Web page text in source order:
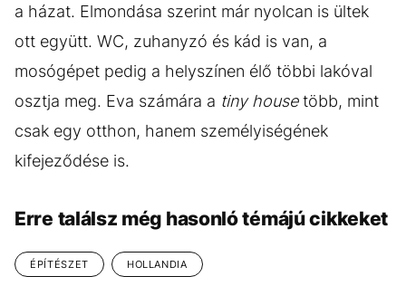
a házat. Elmondása szerint már nyolcan is ültek
ott együtt. WC, zuhanyzó és kád is van, a
mosógépet pedig a helyszínen élő többi lakóval
osztja meg. Eva számára a tiny housetöbb, mint
csak egy otthon, hanem személyiségének
kifejeződése is.
Erre találsz még hasonló témájú cikkeket
ÉPÍTÉSZET HOLLANDIA